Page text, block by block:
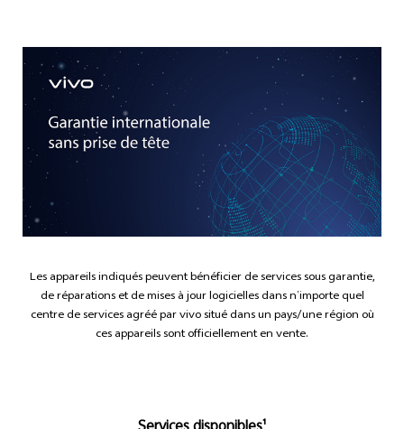
France | Sélectionnez un pays / une région
Les appareils indiqués peuvent bénéficier de services sous garantie,
de réparations et de mises à jour logicielles dans n’importe quel
centre de services agréé par vivo situé dans un pays/une région où
ces appareils sont officiellement en vente.